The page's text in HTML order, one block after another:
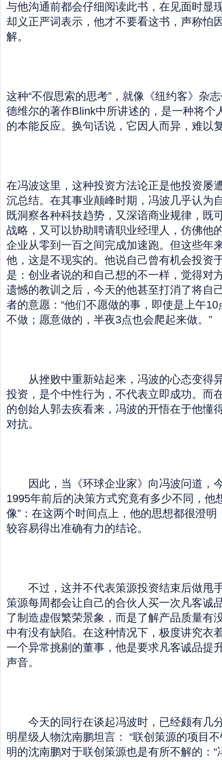
与他沟通前都会仔细阅读此书，在见面时显
却义正严词表示，他才不要看这书，声称怕
解。
这种“不假思索的思考”，就像《纽约客》杂
德维尔的著作Blink中所讲述的，是一种将个
的本能反应。换句话说，它因人而异，难以
在冯波这里，这种投资方法论正是他投资屡
沉总结。在其事业颠峰时期，冯波几乎认为
既洞察各种科技趋势，又深谙商业规律，既
战略，又可以协助聘请职业经理人，仿佛他
企业从零到一百之间完成加速跑。但这些年
他，这是不现实的。他说自己曾有机会投资
是：创业者说的和自己想的不一样，觉得对
遗憾的教训之后，今天的他甚至打消了将自
者的意愿：“他们不愿做的事，即使是上午
不做；愿意做的，半夜3点也会爬起来做。”
从挫败中重新站起来，冯波的心态变得
投资，是个中性行为，不代表立即成功。而
的创始人郭去疾看来，冯波的开悟在于他懂
对抗。
因此，当《环球企业家》向冯波问道，
1995年前后的决策方式究竟有多少不同，他
像”：在这两个时间点上，他的思想都很澄
较容易得出准确有力的结论。
不过，这并不代表策源投资结束后做甩
策源每周都会让自己的合伙人买一次凡客诚
了制造虚假繁荣景象，而是了解产品质量有
中有没有缺陷。在这种情况下，极度讲究衣
一个异常挑剔的董事，他是要求凡客诚品提
声音。
今天的同行在谈起冯波时，已经颇有几
明星级人物沈南鹏坦言： “联创策源的项目
明的沈南鹏对于联创策源也是有所不解的：